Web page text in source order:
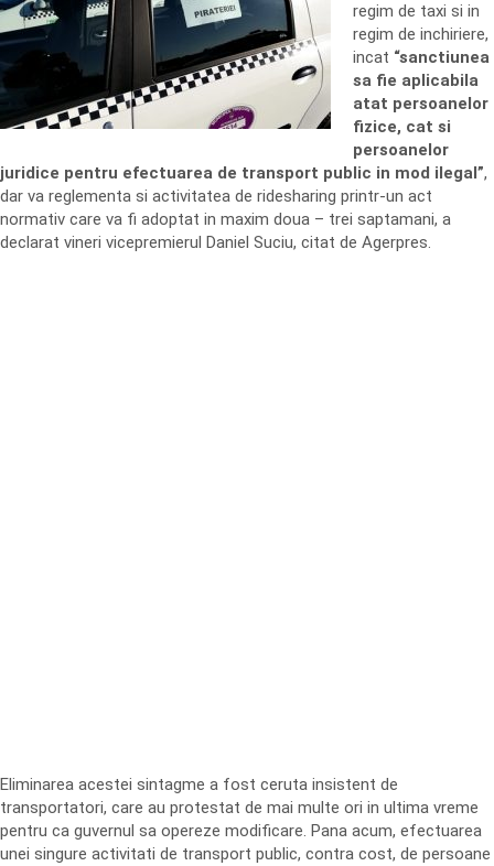
regim de taxi si in
regim de inchiriere,
incat “sanctiunea
sa fie aplicabila
atat persoanelor
fizice, cat si
persoanelor
juridice pentru efectuarea de transport public in mod ilegal”,
dar va reglementa si activitatea de ridesharing printr-un act
normativ care va fi adoptat in maxim doua – trei saptamani, a
declarat vineri vicepremierul Daniel Suciu, citat de Agerpres.
Eliminarea acestei sintagme a fost ceruta insistent de
transportatori, care au protestat de mai multe ori in ultima vreme
pentru ca guvernul sa opereze modificare. Pana acum, efectuarea
unei singure activitati de transport public, contra cost, de persoane